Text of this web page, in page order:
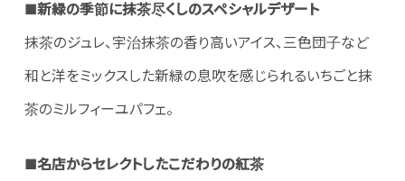
■新緑の季節に抹茶尽くしのスペシャルデザート
抹茶のジュレ、宇治抹茶の香り高いアイス、三色団子など
和と洋をミックスした新緑の息吹を感じられるいちごと抹
茶のミルフィーユパフェ。
■名店からセレクトしたこだわりの紅茶